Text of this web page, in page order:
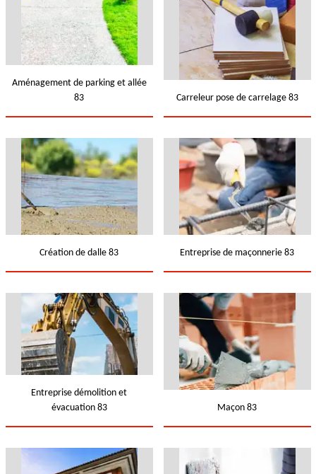
Aménagement de parking et allée
83
Carreleur pose de carrelage 83
Création de dalle 83 Entreprise de maçonnerie 83
Entreprise démolition et
évacuation 83
Maçon 83